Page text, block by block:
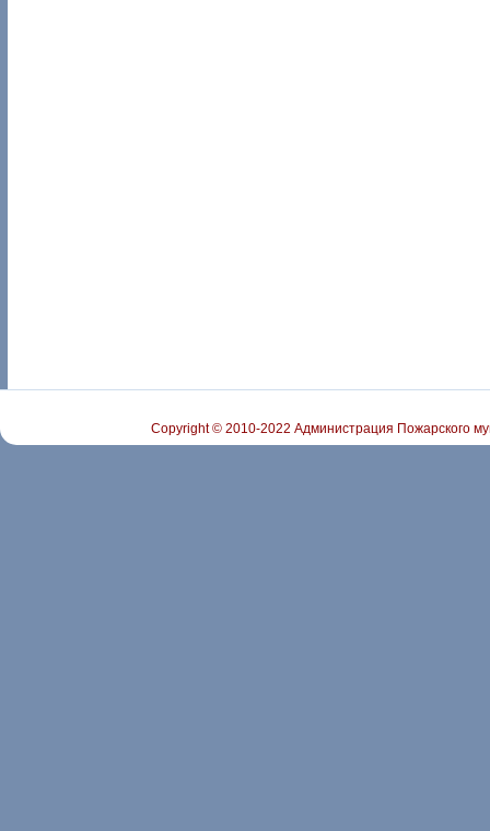
Copyright © 2010-2022 Администрация Пожарского